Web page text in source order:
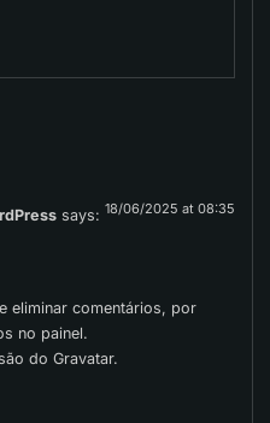
says: 18/06/2025 at 08:35
eliminar comentários, por
no painel.
do Gravatar.